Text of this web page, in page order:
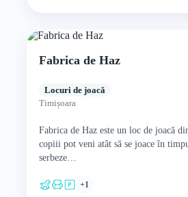
Fabrica de Haz
Locuri de joacă
Timișoara
Fabrica de Haz este un loc de joacă
copiii pot veni atât să se joace în
serbeze…
+1